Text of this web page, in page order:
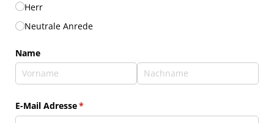
Herr
Neutrale Anrede
Name
E-Mail Adresse*
(erforderlich)